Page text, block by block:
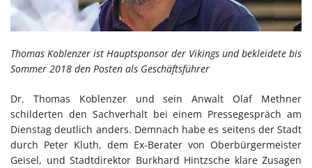
Thomas Koblenzer ist Hauptsponsor der Vikings und bekleidete bis
Sommer 2018 den Posten als Geschäftsführer
Dr. Thomas Koblenzer und sein Anwalt Olaf Methner
schilderten den Sachverhalt bei einem Pressegespräch am
Dienstag deutlich anders. Demnach habe es seitens der Stadt
durch Peter Kluth, dem Ex-Berater von Oberbürgermeister
Geisel, und Stadtdirektor Burkhard Hintzsche klare Zusagen